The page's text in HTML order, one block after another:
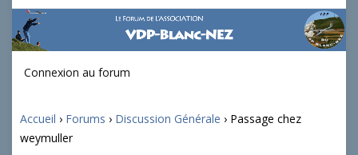
Connexion au forum
Accueil › Forums › Discussion Générale › Passage chez
weymuller